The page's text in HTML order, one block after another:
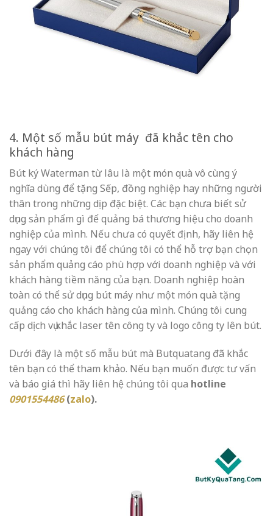
4. Một số mẫu bút máy đã khắc tên cho
khách hàng
Bút ký Waterman từ lâu là một món quà vô cùng ý
nghĩa dùng để tặng Sếp, đồng nghiệp hay những người
thân trong những dịp đặc biệt. Các bạn chưa biết sử
dụng sản phẩm gì để quảng bá thương hiệu cho doanh
nghiệp của mình. Nếu chưa có quyết định, hãy liên hệ
ngay với chúng tôi để chúng tôi có thể hỗ trợ bạn chọn
sản phẩm quảng cáo phù hợp với doanh nghiệp và với
khách hàng tiềm năng của bạn. Doanh nghiệp hoàn
toàn có thể sử dụng bút máy như một món quà tặng
quảng cáo cho khách hàng của mình. Chúng tôi cung
cấp dịch vụ khắc laser tên công ty và logo công ty lên bút.
Dưới đây là một số mẫu bút mà Butquatang đã khắc
tên bạn có thể tham khảo. Nếu bạn muốn được tư vấn
và báo giá thì hãy liên hệ chúng tôi qua hotline
0901554486 (zalo).